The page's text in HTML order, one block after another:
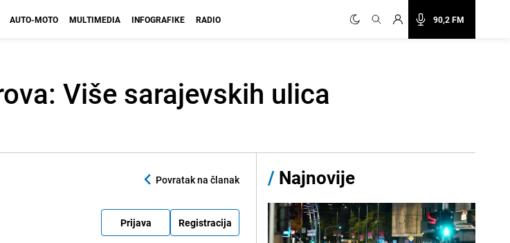
90,2 FM
AUTO-MOTO MULTIMEDIA INFOGRAFIKE RADIO
Više sarajevskih ulica
Povratak na članak
Prijava Registracija
/ Najnovije